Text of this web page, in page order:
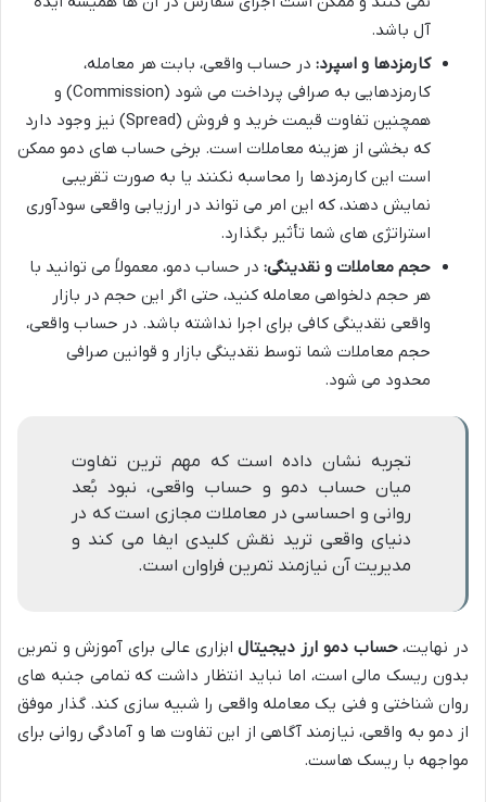
آل باشد.
کارمزدها و اسپرد: در حساب واقعی، بابت هر معامله،
کارمزدهایی به صرافی پرداخت می شود (Commission) و
همچنین تفاوت قیمت خرید و فروش (Spread) نیز وجود دارد
که بخشی از هزینه معاملات است. برخی حساب های دمو ممکن
است این کارمزدها را محاسبه نکنند یا به صورت تقریبی
نمایش دهند، که این امر می تواند در ارزیابی واقعی سودآوری
استراتژی های شما تأثیر بگذارد.
حجم معاملات و نقدینگی: در حساب دمو، معمولاً می توانید با
هر حجم دلخواهی معامله کنید، حتی اگر این حجم در بازار
واقعی نقدینگی کافی برای اجرا نداشته باشد. در حساب واقعی،
حجم معاملات شما توسط نقدینگی بازار و قوانین صرافی
محدود می شود.
تجربه نشان داده است که مهم ترین تفاوت
میان حساب دمو و حساب واقعی، نبود بُعد
روانی و احساسی در معاملات مجازی است که در
دنیای واقعی ترید نقش کلیدی ایفا می کند و
مدیریت آن نیازمند تمرین فراوان است.
در نهایت،حساب دمو ارز دیجیتالابزاری عالی برای آموزش و تمرین
بدون ریسک مالی است، اما نباید انتظار داشت که تمامی جنبه های
روان شناختی و فنی یک معامله واقعی را شبیه سازی کند. گذار موفق
از دمو به واقعی، نیازمند آگاهی از این تفاوت ها و آمادگی روانی برای
مواجهه با ریسک هاست.